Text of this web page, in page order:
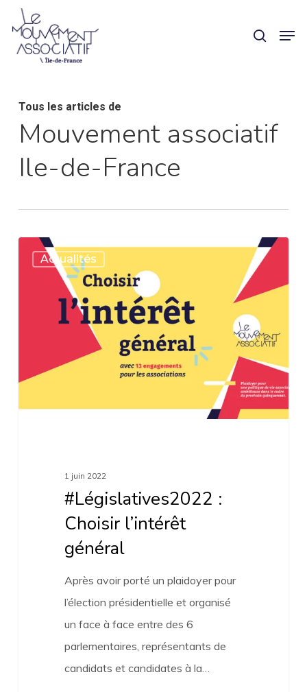
main
search
Tous les articles de
Mouvement associatif
Ile-de-France
#Législatives2022
Actualités
1 juin 2022
#Législatives2022 :
Choisir l’intérêt
général
Après avoir porté un plaidoyer pour
l’élection présidentielle et organisé
un face à face entre des 6
parlementaires, représentants de
candidats et candidates à la…
Panneau de gestion des cookies